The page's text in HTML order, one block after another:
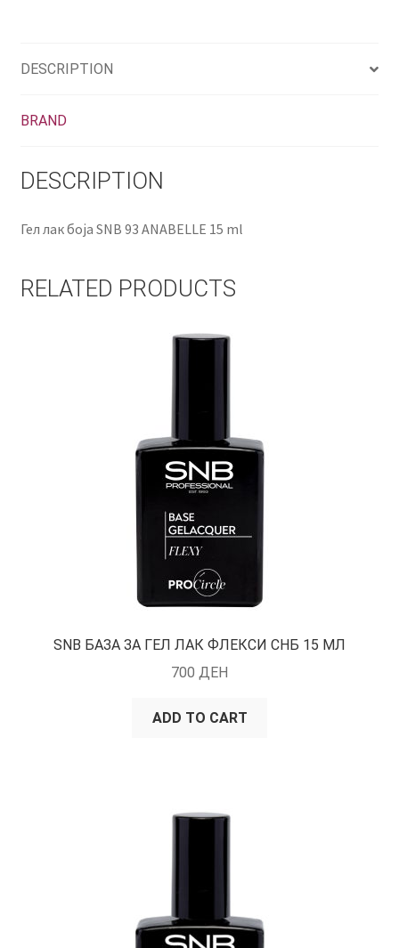
DESCRIPTION
BRAND
DESCRIPTION
Гел лак боја SNB 93 ANABELLE 15 ml
RELATED PRODUCTS
SNB БАЗА ЗА ГЕЛ ЛАК ФЛЕКСИ СНБ 15 МЛ
700 ДЕН
ADD TO CART